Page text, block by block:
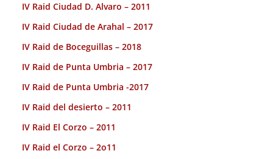
IV Raid Ciudad D. Alvaro – 2011
IV Raid Ciudad de Arahal – 2017
IV Raid de Boceguillas – 2018
IV Raid de Punta Umbria – 2017
IV Raid de Punta Umbria -2017
IV Raid del desierto – 2011
IV Raid El Corzo – 2011
IV Raid el Corzo – 2o11